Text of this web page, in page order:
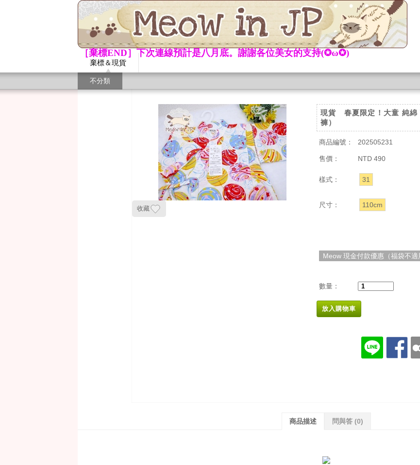
棄標＆現貨
不分類
收藏
現貨 春夏限定！大童 純綿
褲）
商品編號： 202505231
售價： NTD 490
樣式： 31
尺寸： 110cm
Meow 現金付款優惠（福袋不適
數量：
放入購物車
商品描述 問與答 (0)
［棄標END］下次連線預計是八月底。謝謝各位美女的支持(✪ω✪)